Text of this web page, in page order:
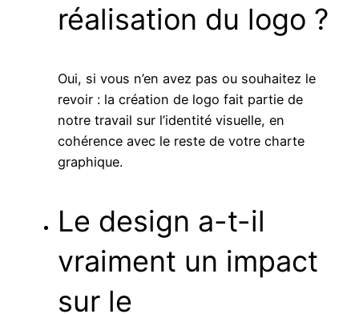
réalisation du logo ?
Oui, si vous n’en avez pas ou souhaitez le
revoir : la création de logo fait partie de
notre travail sur l’identité visuelle, en
cohérence avec le reste de votre charte
graphique.
Le design a-t-il
vraiment un impact
sur le